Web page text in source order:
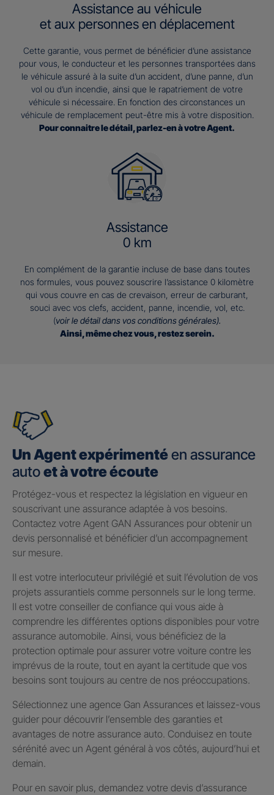
Assistance au véhicule
et aux personnes en déplacement
Cette garantie, vous permet de bénéficier d’une assistance
pour vous, le conducteur et les personnes transportées dans
le véhicule assuré à la suite d’un accident, d’une panne, d’un
vol ou d’un incendie, ainsi que le rapatriement de votre
véhicule si nécessaire. En fonction des circonstances un
véhicule de remplacement peut-être mis à votre disposition.
Pour connaitre le détail, parlez-en à votre Agent.
Assistance
0 km
En complément de la garantie incluse de base dans toutes
nos formules, vous pouvez souscrire l’assistance 0 kilomètre
qui vous couvre en cas de crevaison, erreur de carburant,
souci avec vos clefs, accident, panne, incendie, vol, etc.
(voir le détail dans vos conditions générales).
Ainsi, même chez vous, restez serein.
Un Agent expérimentéen assurance
autoet à votre écoute
Protégez-vous et respectez la législation en vigueur en
souscrivant une assurance adaptée à vos besoins.
Contactez votre Agent GAN Assurances pour obtenir un
devis personnalisé et bénéficier d’un accompagnement
sur mesure.
Il est votre interlocuteur privilégié et suit l’évolution de vos
projets assurantiels comme personnels sur le long terme.
Il est votre conseiller de confiance qui vous aide à
comprendre les différentes options disponibles pour votre
assurance automobile. Ainsi, vous bénéficiez de la
protection optimale pour assurer votre voiture contre les
imprévus de la route, tout en ayant la certitude que vos
besoins sont toujours au centre de nos préoccupations.
Sélectionnez une agence Gan Assurances et laissez-vous
guider pour découvrir l’ensemble des garanties et
avantages de notre assurance auto. Conduisez en toute
sérénité avec un Agent général à vos côtés, aujourd’hui et
demain.
Pour en savoir plus, demandez votre devis d’assurance